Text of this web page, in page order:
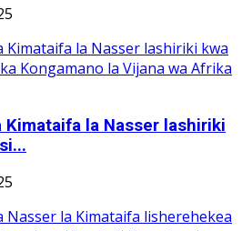
Kimataifa la Nasser lashiriki